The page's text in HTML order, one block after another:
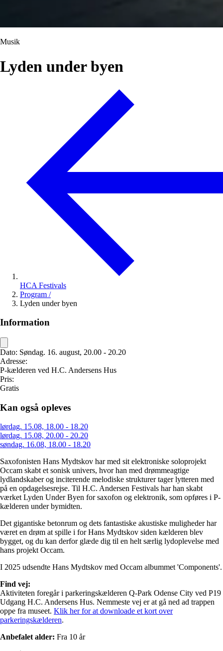
Musik
Lyden under byen
HCA Festivals
Program /
Lyden under byen
Information
Dato: Søndag. 16. august, 20.00 - 20.20
Adresse:
P-kælderen ved H.C. Andersens Hus
Pris:
Gratis
Kan også opleves
lørdag. 15.08, 18.00 - 18.20
lørdag. 15.08, 20.00 - 20.20
søndag. 16.08, 18.00 - 18.20
Saxofonisten Hans Mydtskov har med sit elektroniske soloprojekt
Occam skabt et sonisk univers, hvor han med drømmeagtige
lydlandskaber og inciterende melodiske strukturer tager lytteren med
på en opdagelsesrejse. Til H.C. Andersen Festivals har han skabt
værket Lyden Under Byen for saxofon og elektronik, som opføres i P-
kælderen under bymidten.
Det gigantiske betonrum og dets fantastiske akustiske muligheder har
været en drøm at spille i for Hans Mydtskov siden kælderen blev
bygget, og du kan derfor glæde dig til en helt særlig lydoplevelse med
hans projekt Occam.
I 2025 udsendte Hans Mydtskov med Occam albummet 'Components'.
Find vej:
Aktiviteten foregår i parkeringskælderen Q-Park Odense City ved P19
Udgang H.C. Andersens Hus. Nemmeste vej er at gå ned ad trappen
oppe fra museet. Klik her for at downloade et kort over
parkeringskælderen.
Anbefalet alder: Fra 10 år